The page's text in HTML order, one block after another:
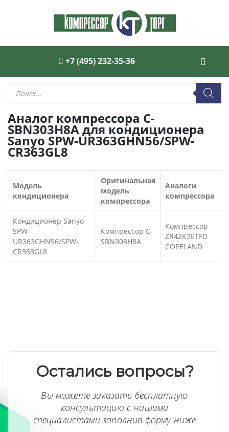
+7 (495) 232-35-36
Поиск
товаров
Аналог компрессора C-
SBN303H8A для кондиционера
Sanyo SPW-UR363GHN56/SPW-
CR363GL8
Модель
кондиционера
Оригинальная
модель
компрессора
Аналоги
компрессора
Кондиционер Sanyo
SPW-
UR363GHN56/SPW-
CR363GL8
Компрессор C-
SBN303H8A
Компрессор
ZR42K3ETFD
COPELAND
Остались вопросы?
Вы можете заказать бесплатную
консультацию с нашими
специалистами заполнив форму ниже